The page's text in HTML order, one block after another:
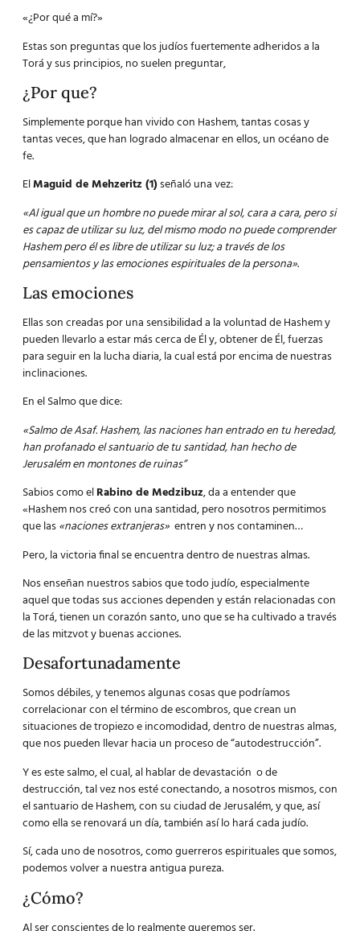
«¿Por qué a mí?»
Estas son preguntas que los judíos fuertemente adheridos a la
Torá y sus principios, no suelen preguntar,
¿Por que?
Simplemente porque han vivido con Hashem, tantas cosas y
tantas veces, que han logrado almacenar en ellos, un océano de
fe.
ElMaguid de Mehzeritz (1)señaló una vez:
«Al igual que un hombre no puede mirar al sol, cara a cara, pero si
es capaz de utilizar su luz, del mismo modo no puede comprender
Hashem pero él es libre de utilizar su luz; a través de los
pensamientos y las emociones espirituales de la persona».
Las emociones
Ellas son creadas por una sensibilidad a la voluntad de Hashem y
pueden llevarlo a estar más cerca de Él y, obtener de Él, fuerzas
para seguir en la lucha diaria, la cual está por encima de nuestras
inclinaciones.
En el Salmo que dice:
«Salmo de Asaf. Hashem, las naciones han entrado en tu heredad,
han profanado el santuario de tu santidad, han hecho de
Jerusalém en montones de ruinas”
Sabios como elRabino de Medzibuz, da a entender que
«Hashem nos creó con una santidad, pero nosotros permitimos
que las«naciones extranjeras» entren y nos contaminen…
Pero, la victoria final se encuentra dentro de nuestras almas.
Nos enseñan nuestros sabios que todo judío, especialmente
aquel que todas sus acciones dependen y están relacionadas con
la Torá, tienen un corazón santo, uno que se ha cultivado a través
de las mitzvot y buenas acciones.
Desafortunadamente
Somos débiles, y tenemos algunas cosas que podríamos
correlacionar con el término de escombros, que crean un
situaciones de tropiezo e incomodidad, dentro de nuestras almas,
que nos pueden llevar hacia un proceso de “autodestrucción”.
Y es este salmo, el cual, al hablar de devastación o de
destrucción, tal vez nos esté conectando, a nosotros mismos, con
el santuario de Hashem, con su ciudad de Jerusalém, y que, así
como ella se renovará un día, también así lo hará cada judío.
Sí, cada uno de nosotros, como guerreros espirituales que somos,
podemos volver a nuestra antigua pureza.
¿Cómo?